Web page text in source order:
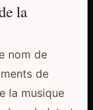
la
nom de
de
la musique